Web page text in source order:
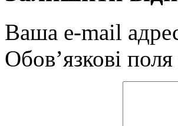
Ваша e-mail
Обов’язкові